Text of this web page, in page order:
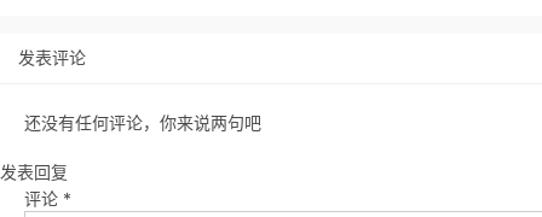
发表评论
还没有任何评论，你来说两句吧
发表回复
评论 *